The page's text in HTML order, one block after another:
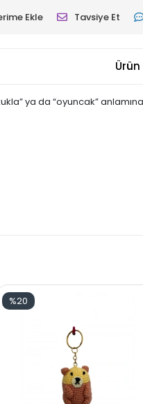
Ekle Tavsiye Et
ya da “oyuncak”
%20